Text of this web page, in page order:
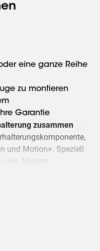
eine ganze Reihe
zu montieren
Garantie
zusammen
und Motion+. Speziell
Adapter